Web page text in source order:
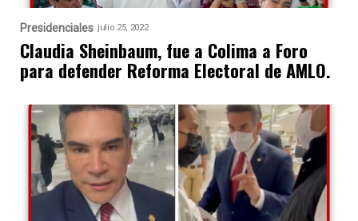
Presidenciales julio 25, 2022
Claudia Sheinbaum, fue a Colima a Foro
para defender Reforma Electoral de AMLO.